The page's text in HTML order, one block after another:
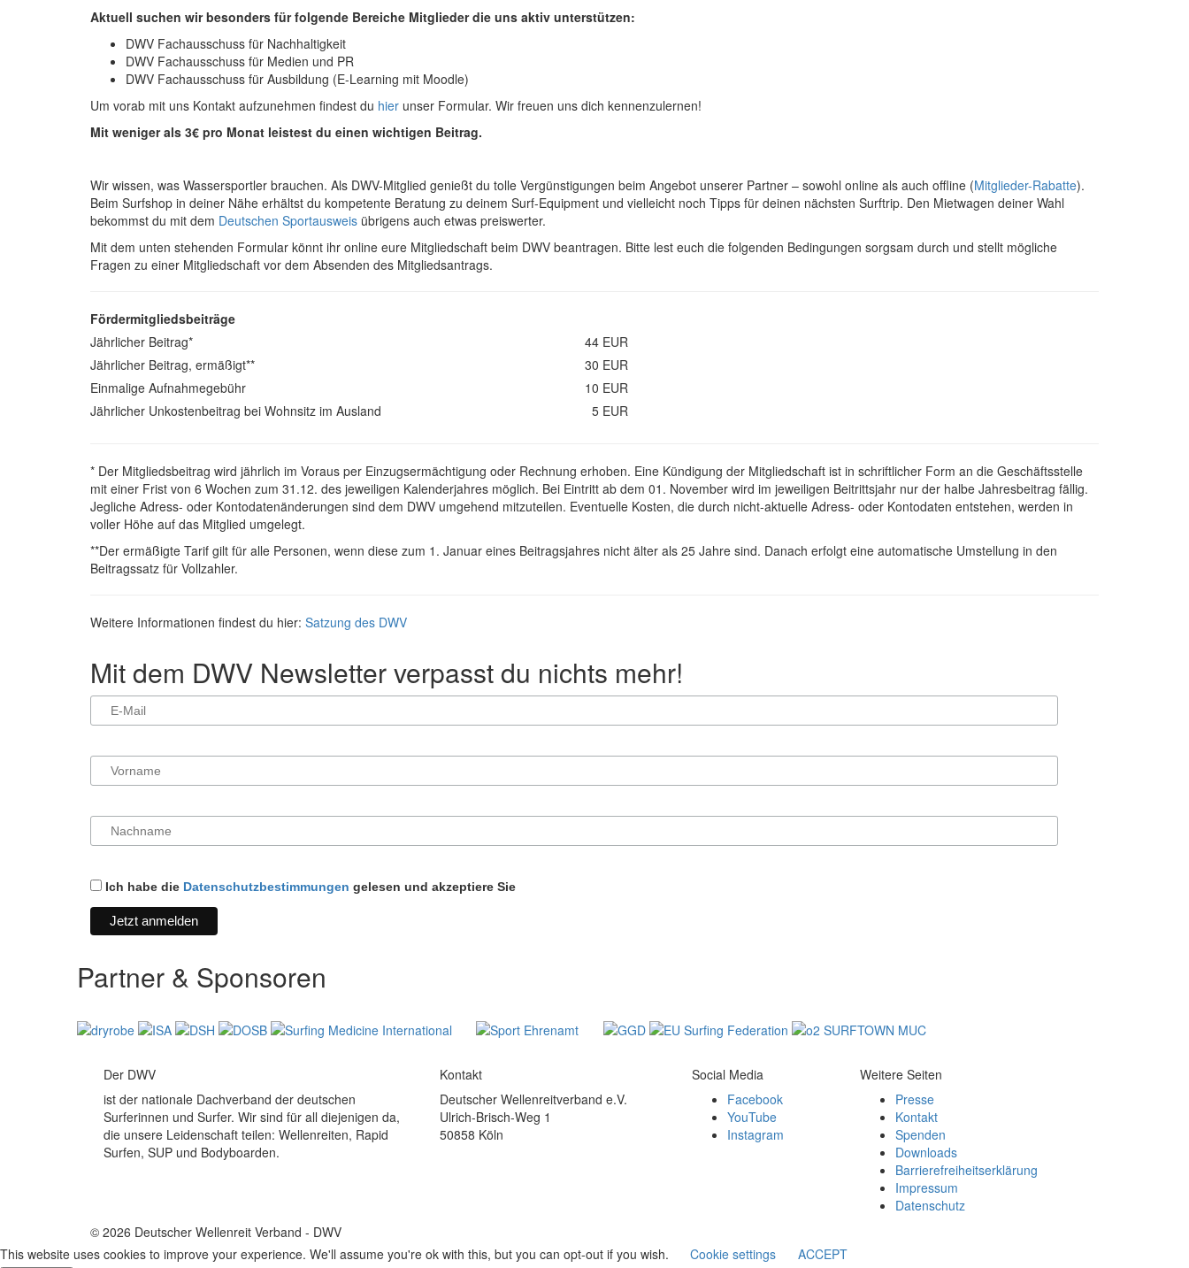
Aktuell suchen wir besonders für folgende Bereiche Mitglieder die uns aktiv unterstützen:
DWV Fachausschuss für Nachhaltigkeit
DWV Fachausschuss für Medien und PR
DWV Fachausschuss für Ausbildung (E-Learning mit Moodle)
Um vorab mit uns Kontakt aufzunehmen findest du hier unser Formular. Wir freuen uns dich kennenzulernen!
Mit weniger als 3€ pro Monat leistest du einen wichtigen Beitrag.
Wir wissen, was Wassersportler brauchen. Als DWV-Mitglied genießt du tolle Vergünstigungen beim Angebot unserer Partner – sowohl online als auch offline (Mitglieder-Rabatte).
Beim Surfshop in deiner Nähe erhältst du kompetente Beratung zu deinem Surf-Equipment und vielleicht noch Tipps für deinen nächsten Surftrip. Den Mietwagen deiner Wahl
bekommst du mit dem Deutschen Sportausweis übrigens auch etwas preiswerter.
Mit dem unten stehenden Formular könnt ihr online eure Mitgliedschaft beim DWV beantragen. Bitte lest euch die folgenden Bedingungen sorgsam durch und stellt mögliche
Fragen zu einer Mitgliedschaft vor dem Absenden des Mitgliedsantrags.
Fördermitgliedsbeiträge
Jährlicher Beitrag*
44 EUR
Jährlicher Beitrag, ermäßigt**
30 EUR
Einmalige Aufnahmegebühr
10 EUR
Jährlicher Unkostenbeitrag bei Wohnsitz im Ausland
5 EUR
* Der Mitgliedsbeitrag wird jährlich im Voraus per Einzugsermächtigung oder Rechnung erhoben. Eine Kündigung der Mitgliedschaft ist in schriftlicher Form an die Geschäftsstelle
mit einer Frist von 6 Wochen zum 31.12. des jeweiligen Kalenderjahres möglich. Bei Eintritt ab dem 01. November wird im jeweiligen Beitrittsjahr nur der halbe Jahresbeitrag fällig.
Jegliche Adress- oder Kontodatenänderungen sind dem DWV umgehend mitzuteilen. Eventuelle Kosten, die durch nicht-aktuelle Adress- oder Kontodaten entstehen, werden in
voller Höhe auf das Mitglied umgelegt.
**Der ermäßigte Tarif gilt für alle Personen, wenn diese zum 1. Januar eines Beitragsjahres nicht älter als 25 Jahre sind. Danach erfolgt eine automatische Umstellung in den
Beitragssatz für Vollzahler.
Weitere Informationen findest du hier: Satzung des DWV
Mit dem DWV Newsletter verpasst du nichts mehr!
Ich habe die Datenschutzbestimmungen gelesen und akzeptiere Sie
Partner & Sponsoren
Der DWV
ist der nationale Dachverband der deutschen
Surferinnen und Surfer. Wir sind für all diejenigen da,
die unsere Leidenschaft teilen: Wellenreiten, Rapid
Surfen, SUP und Bodyboarden.
Kontakt
Deutscher Wellenreitverband e.V.
Ulrich-Brisch-Weg 1
50858 Köln
Social Media
Facebook
YouTube
Instagram
Weitere Seiten
Presse
Kontakt
Spenden
Downloads
Barrierefreiheitserklärung
Impressum
Datenschutz
© 2026 Deutscher Wellenreit Verband - DWV
This website uses cookies to improve your experience. We'll assume you're ok with this, but you can opt-out if you wish.
Cookie settings ACCEPT